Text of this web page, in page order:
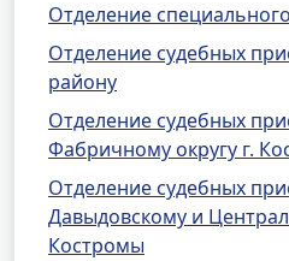
Отделение
Отделение судебных
району
Отделение судебных
Фабричному округу г.
Отделение судебных
Давыдовскому и
Костромы